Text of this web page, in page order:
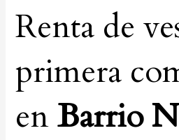
Renta de
primera
enBarrio